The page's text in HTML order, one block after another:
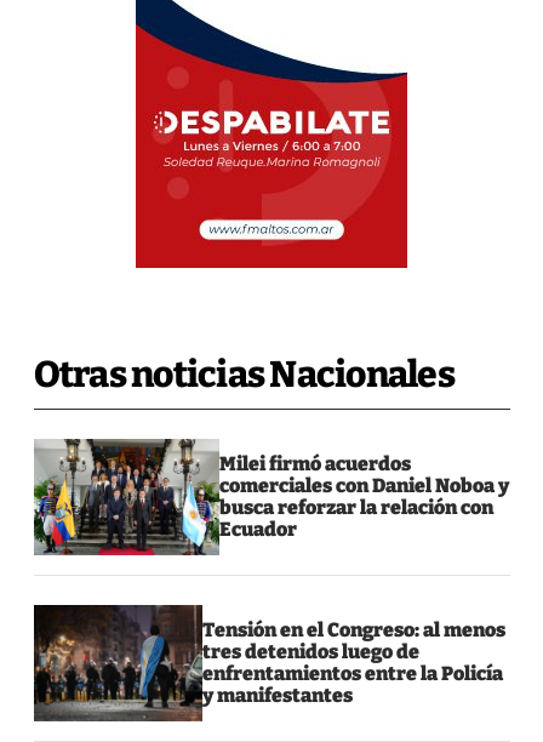
Otras noticias Nacionales
Milei firmó acuerdos
comerciales con Daniel Noboa y
busca reforzar la relación con
Ecuador
Tensión en el Congreso: al menos
tres detenidos luego de
enfrentamientos entre la Policía
y manifestantes